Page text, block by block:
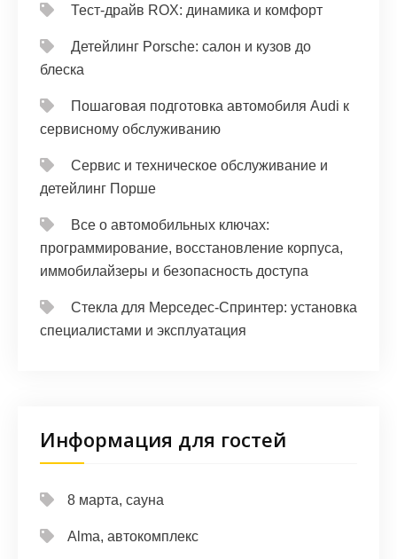
Тест‑драйв ROX: динамика и комфорт
Детейлинг Porsche: салон и кузов до
блеска
Пошаговая подготовка автомобиля Audi к
сервисному обслуживанию
Сервис и техническое обслуживание и
детейлинг Порше
Все о автомобильных ключах:
программирование, восстановление корпуса,
иммобилайзеры и безопасность доступа
Стекла для Мерседес-Спринтер: установка
специалистами и эксплуатация
Информация для гостей
8 марта, сауна
Alma, автокомплекс